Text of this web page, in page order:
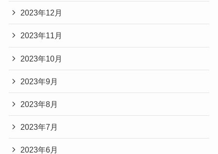
2023年12月
2023年11月
2023年10月
2023年9月
2023年8月
2023年7月
2023年6月